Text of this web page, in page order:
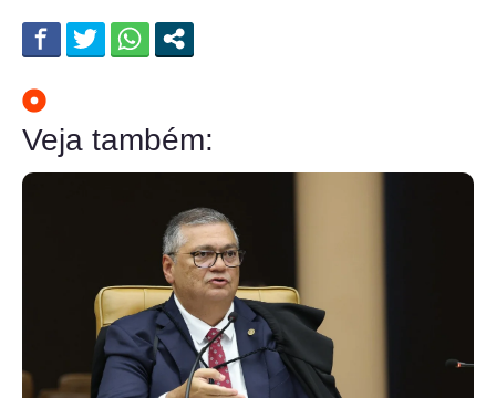
Veja também: